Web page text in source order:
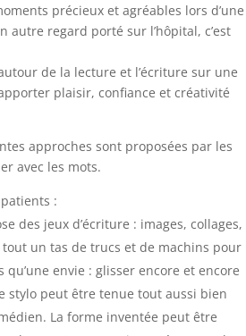
précieux et agréables lors d’une
autre regard porté sur l’hôpital, c’est
de la lecture et l’écriture sur une
plaisir, confiance et créativité
approches sont proposées par les
avec les mots.
:
des jeux d’écriture : images, collages,
un tas de trucs et de machins pour
qu’une envie : glisser encore et encore
stylo peut être tenue tout aussi bien
La forme inventée peut être